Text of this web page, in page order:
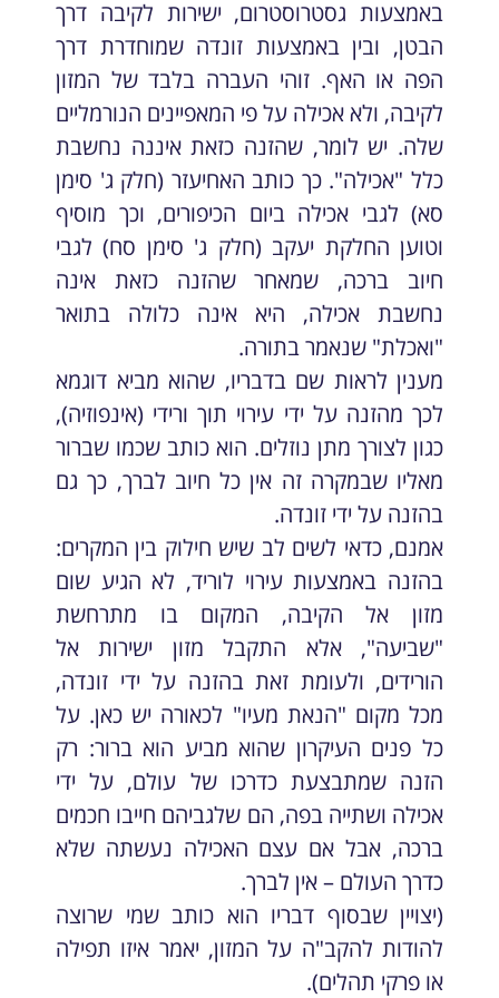
באמצעות גסטרוסטרום, ישירות לקיבה דרך
הבטן, ובין באמצעות זונדה שמוחדרת דרך
הפה או האף. זוהי העברה בלבד של המזון
לקיבה, ולא אכילה על פי המאפיינים הנורמליים
שלה. יש לומר, שהזנה כזאת איננה נחשבת
כלל "אכילה". כך כותב האחיעזר (חלק ג' סימן
סא) לגבי אכילה ביום הכיפורים, וכך מוסיף
וטוען החלקת יעקב (חלק ג' סימן סח) לגבי
חיוב ברכה, שמאחר שהזנה כזאת אינה
נחשבת אכילה, היא אינה כלולה בתואר
"ואכלת" שנאמר בתורה.
מענין לראות שם בדבריו, שהוא מביא דוגמא
לכך מהזנה על ידי עירוי תוך ורידי (אינפוזיה),
כגון לצורך מתן נוזלים. הוא כותב שכמו שברור
מאליו שבמקרה זה אין כל חיוב לברך, כך גם
בהזנה על ידי זונדה.
אמנם, כדאי לשים לב שיש חילוק בין המקרים:
בהזנה באמצעות עירוי לוריד, לא הגיע שום
מזון אל הקיבה, המקום בו מתרחשת
"שביעה", אלא התקבל מזון ישירות אל
הורידים, ולעומת זאת בהזנה על ידי זונדה,
מכל מקום "הנאת מעיו" לכאורה יש כאן. על
כל פנים העיקרון שהוא מביע הוא ברור: רק
הזנה שמתבצעת כדרכו של עולם, על ידי
אכילה ושתייה בפה, הם שלגביהם חייבו חכמים
ברכה, אבל אם עצם האכילה נעשתה שלא
כדרך העולם – אין לברך.
(יצויין שבסוף דבריו הוא כותב שמי שרוצה
להודות להקב"ה על המזון, יאמר איזו תפילה
או פרקי תהלים).